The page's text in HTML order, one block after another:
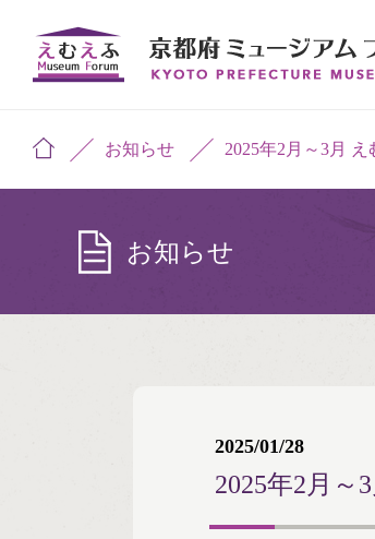
お知らせ 2025年2月～3月
お知らせ
2025/01/28
2025年2月～